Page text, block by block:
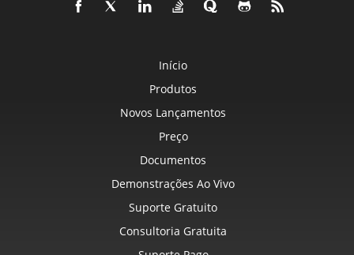
Início
Produtos
Novos Lançamentos
Preço
Documentos
Demonstrações Ao Vivo
Suporte Gratuito
Consultoria Gratuita